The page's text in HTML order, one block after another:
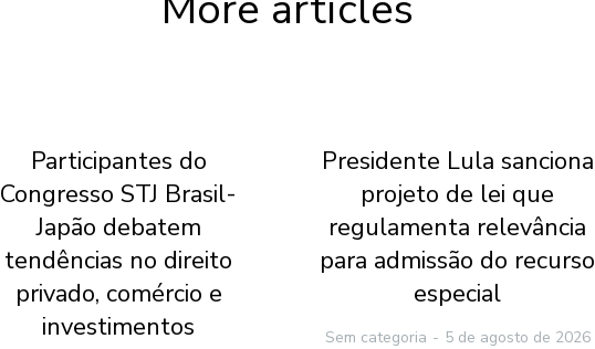
Participantes do
Congresso STJ Brasil-
Japão debatem
tendências no direito
privado, comércio e
investimentos
Presidente Lula sanciona
projeto de lei que
regulamenta relevância
para admissão do recurso
especial
Sem categoria 5 de agosto de 2026